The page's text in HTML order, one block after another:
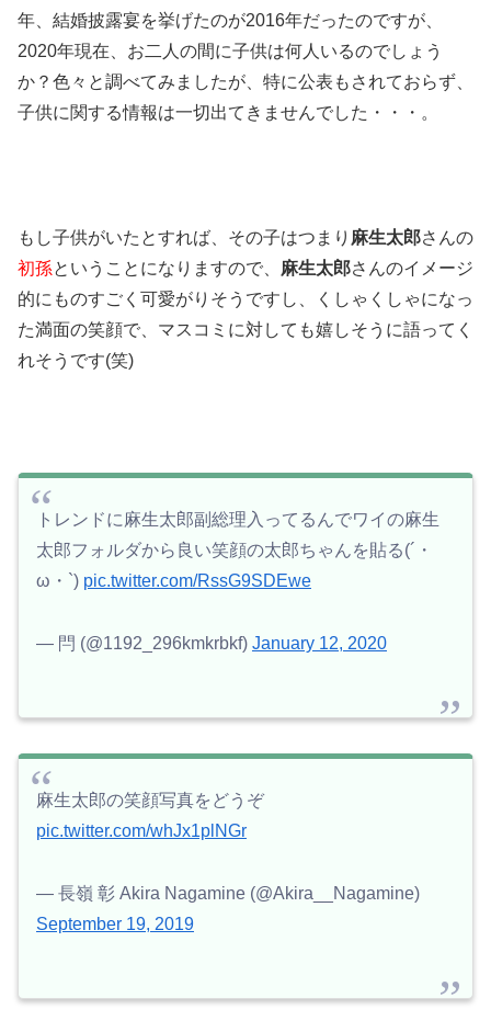
年、結婚披露宴を挙げたのが2016年だったのですが、
2020年現在、お二人の間に子供は何人いるのでしょう
か？色々と調べてみましたが、特に公表もされておらず、
子供に関する情報は一切出てきませんでした・・・。
もし子供がいたとすれば、その子はつまり 麻生太郎さんの
初孫ということになりますので、 麻生太郎さんのイメージ
的にものすごく可愛がりそうですし、くしゃくしゃになっ
た満面の笑顔で、マスコミに対しても嬉しそうに語ってく
れそうです(笑)
トレンドに麻生太郎副総理入ってるんでワイの麻生
太郎フォルダから良い笑顔の太郎ちゃんを貼る(´・
ω・`) pic.twitter.com/RssG9SDEwe
— 閂 (@1192_296kmkrbkf) January 12, 2020
麻生太郎の笑顔写真をどうぞ
pic.twitter.com/whJx1plNGr
— 長嶺 彰 Akira Nagamine (@Akira__Nagamine)
September 19, 2019